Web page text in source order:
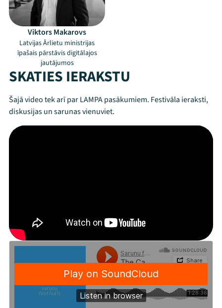
Mana programma
Festivāls
Jaunumi
Ziedo
Veikals
Kontakti
Viktors Makarovs
Latvijas Ārlietu ministrijas
īpašais pārstāvis digitālajos
jautājumos
SKATIES IERAKSTU
Šajā video tek arī par LAMPA pasākumiem. Festivāla ieraksti,
diskusijas un sarunas vienuviet.